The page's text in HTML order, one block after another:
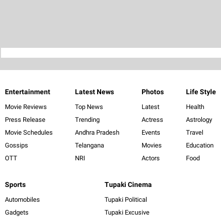
Entertainment
Movie Reviews
Press Release
Movie Schedules
Gossips
OTT
Latest News
Top News
Trending
Andhra Pradesh
Telangana
NRI
Photos
Latest
Actress
Events
Movies
Actors
Life Style
Health
Astrology
Travel
Education
Food
Sports
Automobiles
Gadgets
Tupaki Cinema
Tupaki Political
Tupaki Excusive